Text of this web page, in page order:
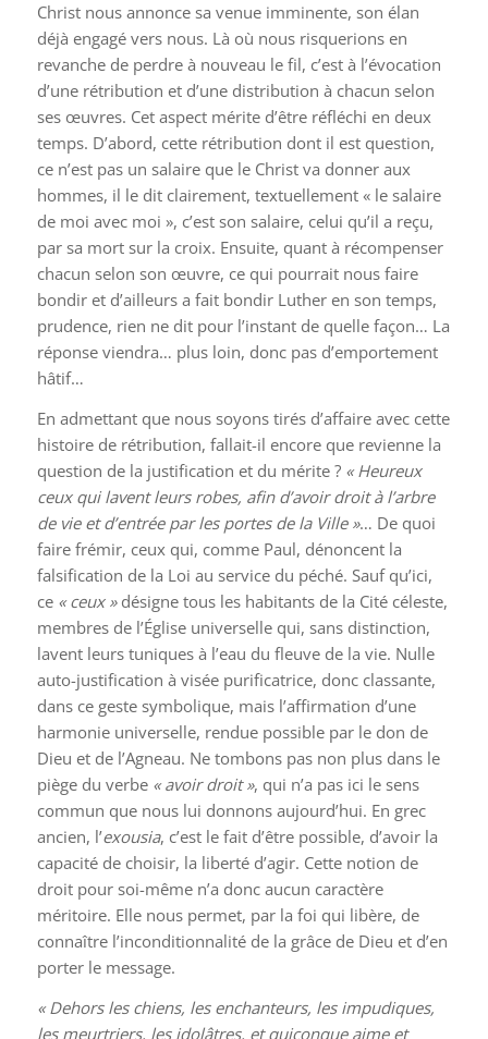
Christ nous annonce sa venue imminente, son élan
déjà engagé vers nous. Là où nous risquerions en
revanche de perdre à nouveau le fil, c’est à l’évocation
d’une rétribution et d’une distribution à chacun selon
ses œuvres. Cet aspect mérite d’être réfléchi en deux
temps. D’abord, cette rétribution dont il est question,
ce n’est pas un salaire que le Christ va donner aux
hommes, il le dit clairement, textuellement « le salaire
de moi avec moi », c’est son salaire, celui qu’il a reçu,
par sa mort sur la croix. Ensuite, quant à récompenser
chacun selon son œuvre, ce qui pourrait nous faire
bondir et d’ailleurs a fait bondir Luther en son temps,
prudence, rien ne dit pour l’instant de quelle façon… La
réponse viendra… plus loin, donc pas d’emportement
hâtif…
En admettant que nous soyons tirés d’affaire avec cette
histoire de rétribution, fallait-il encore que revienne la
question de la justification et du mérite ? « Heureux
ceux qui lavent leurs robes, afin d’avoir droit à l’arbre
de vie et d’entrée par les portes de la Ville »… De quoi
faire frémir, ceux qui, comme Paul, dénoncent la
falsification de la Loi au service du péché. Sauf qu’ici,
ce « ceux »désigne tous les habitants de la Cité céleste,
membres de l’Église universelle qui, sans distinction,
lavent leurs tuniques à l’eau du fleuve de la vie. Nulle
auto-justification à visée purificatrice, donc classante,
dans ce geste symbolique, mais l’affirmation d’une
harmonie universelle, rendue possible par le don de
Dieu et de l’Agneau. Ne tombons pas non plus dans le
piège du verbe « avoir droit », qui n’a pas ici le sens
commun que nous lui donnons aujourd’hui. En grec
ancien, l’exousia, c’est le fait d’être possible, d’avoir la
capacité de choisir, la liberté d’agir. Cette notion de
droit pour soi-même n’a donc aucun caractère
méritoire. Elle nous permet, par la foi qui libère, de
connaître l’inconditionnalité de la grâce de Dieu et d’en
porter le message.
« Dehors les chiens, les enchanteurs, les impudiques,
les meurtriers, les idolâtres, et quiconque aime et